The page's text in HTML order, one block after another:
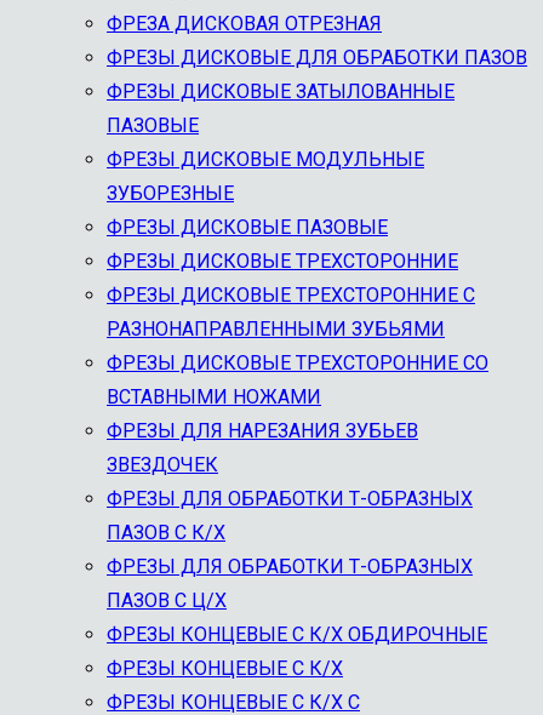
ФРЕЗА ДИСКОВАЯ ОТРЕЗНАЯ
ФРЕЗЫ ДИСКОВЫЕ ДЛЯ ОБРАБОТКИ ПАЗОВ
ФРЕЗЫ ДИСКОВЫЕ ЗАТЫЛОВАННЫЕ
ПАЗОВЫЕ
ФРЕЗЫ ДИСКОВЫЕ МОДУЛЬНЫЕ
ЗУБОРЕЗНЫЕ
ФРЕЗЫ ДИСКОВЫЕ ПАЗОВЫЕ
ФРЕЗЫ ДИСКОВЫЕ ТРЕХСТОРОННИЕ
ФРЕЗЫ ДИСКОВЫЕ ТРЕХСТОРОННИЕ С
РАЗНОНАПРАВЛЕННЫМИ ЗУБЬЯМИ
ФРЕЗЫ ДИСКОВЫЕ ТРЕХСТОРОННИЕ СО
ВСТАВНЫМИ НОЖАМИ
ФРЕЗЫ ДЛЯ НАРЕЗАНИЯ ЗУБЬЕВ
ЗВЕЗДОЧЕК
ФРЕЗЫ ДЛЯ ОБРАБОТКИ Т-ОБРАЗНЫХ
ПАЗОВ С К/Х
ФРЕЗЫ ДЛЯ ОБРАБОТКИ Т-ОБРАЗНЫХ
ПАЗОВ С Ц/Х
ФРЕЗЫ КОНЦЕВЫЕ C К/Х ОБДИРОЧНЫЕ
ФРЕЗЫ КОНЦЕВЫЕ С К/Х
ФРЕЗЫ КОНЦЕВЫЕ С К/Х С